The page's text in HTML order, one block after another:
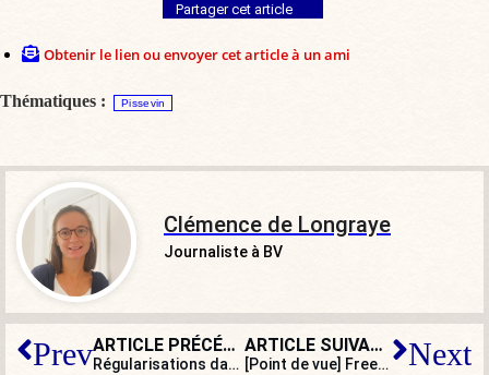
Partager cet article
Obtenir le lien ou envoyer cet article à un ami
Thématiques : Pissevin
Clémence de Longraye
Journaliste à BV
Prev ARTICLE PRÉCÉDENT
Régularisations dans les « secteurs en tension » bientôt votées au 49.3 ?
ARTICLE SUIVANT
[Point de vue] Freeze Corleone, l’artiste qui a le droit à la haine Next